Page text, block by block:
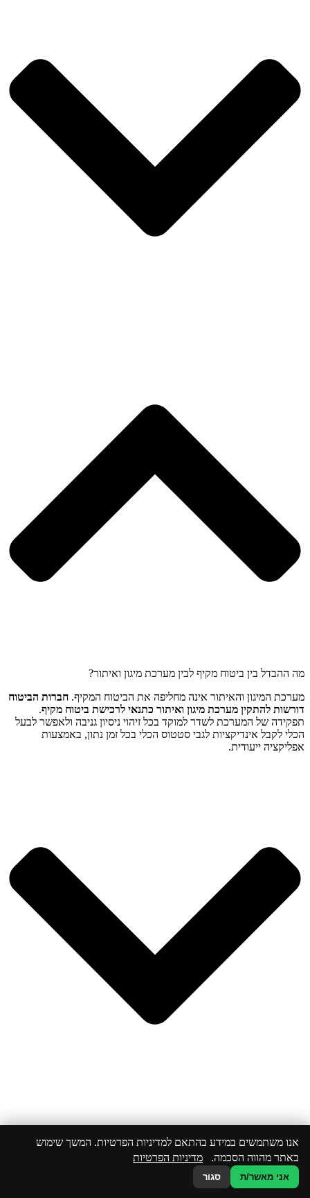
מה ההבדל בין ביטוח מקיף לבין מערכת מיגון ואיתור?
מערכת המיגון והאיתור אינה מחליפה את הביטוח המקיף. חברות הביטוח
דורשות להתקין מערכת מיגון ואיתור כתנאי לרכישת ביטוח מקיף.
תפקידה של המערכת לשדר למוקד בכל זיהוי ניסיון גניבה ולאפשר לבעל
הכלי לקבל אינדיקציות לגבי סטטוס הכלי בכל זמן נתון, באמצעות
אפליקציה ייעודית.
אנו משתמשים במידע בהתאם למדיניות הפרטיות. המשך שימוש
באתר מהווה הסכמה. מדיניות הפרטיות
אני מאשר/ת סגור